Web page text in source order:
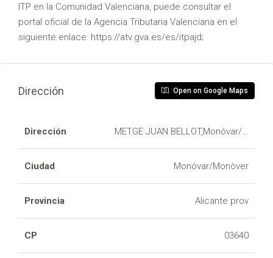
ITP en la Comunidad Valenciana, puede consultar el
portal oficial de la Agencia Tributaria Valenciana en el
siguiente enlace: https://atv.gva.es/es/itpajd;
Dirección Open on Google Maps
Dirección METGE JUAN BELLOT,Monóvar/
Ciudad Monóvar/Monòver
Provincia Alicante prov
CP 03640